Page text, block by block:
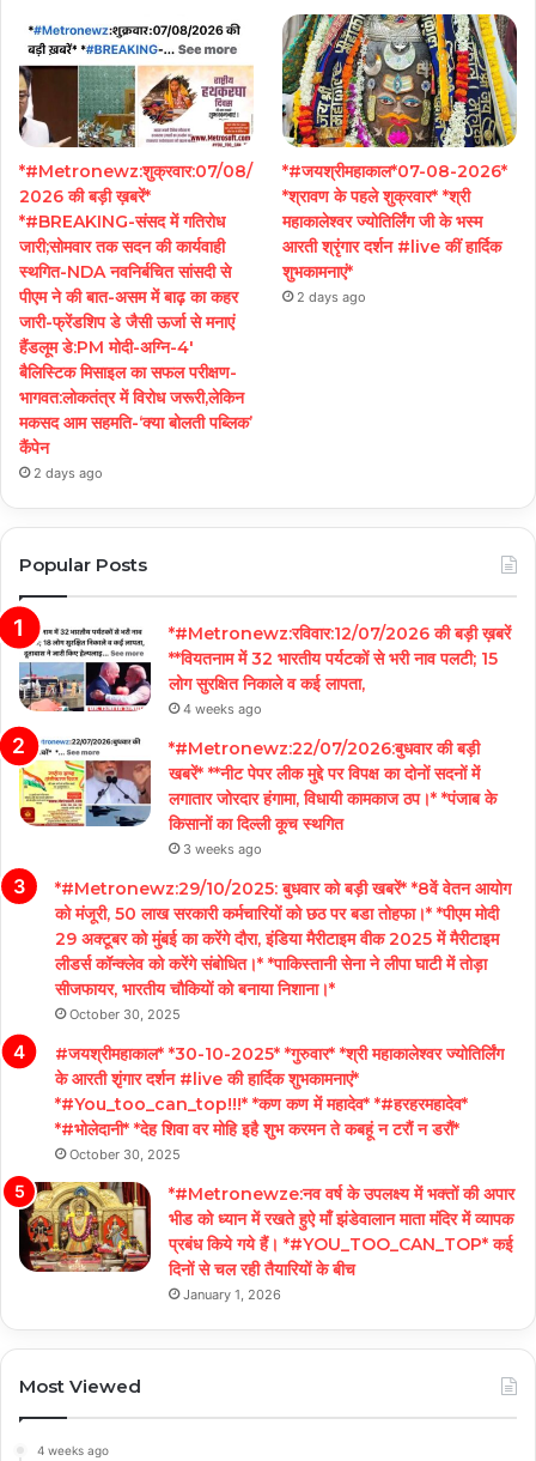
*#Metronewz:शुक्रवार:07/08/
2026 की बड़ी ख़बरें*
*#BREAKING-संसद में गतिरोध
जारी;सोमवार तक सदन की कार्यवाही
स्थगित-NDA नवनिर्बचित सांसदी से
पीएम ने की बात-असम में बाढ़ का कहर
जारी-फ्रेंडशिप डे जैसी ऊर्जा से मनाएं
हैंडलूम डे:PM मोदी-अग्नि-4′
बैलिस्टिक मिसाइल का सफल परीक्षण-
भागवत:लोकतंत्र में विरोध जरूरी,लेकिन
मकसद आम सहमति-‘क्या बोलती पब्लिक’
कैंपेन
2 days ago
*#जयश्रीमहाकाल*07-08-2026*
*श्रावण के पहले शुक्रवार* *श्री
महाकालेश्वर ज्योतिर्लिंग जी के भस्म
आरती श्रृंगार दर्शन #live कीं हार्दिक
शुभकामनाएं*
2 days ago
Popular Posts
*#Metronewz:रविवार:12/07/2026 की बड़ी ख़बरें
**वियतनाम में 32 भारतीय पर्यटकों से भरी नाव पलटी; 15
लोग सुरक्षित निकाले व कई लापता,
4 weeks ago
*#Metronewz:22/07/2026:बुधवार की बड़ी
खबरें* **नीट पेपर लीक मुद्दे पर विपक्ष का दोनों सदनों में
लगातार जोरदार हंगामा, विधायी कामकाज ठप।* *पंजाब के
किसानों का दिल्ली कूच स्थगित
3 weeks ago
*#Metronewz:29/10/2025: बुधवार को बड़ी खबरें* *8वें वेतन आयोग
को मंजूरी, 50 लाख सरकारी कर्मचारियों को छठ पर बडा तोहफा।* *पीएम मोदी
29 अक्टूबर को मुंबई का करेंगे दौरा, इंडिया मैरीटाइम वीक 2025 में मैरीटाइम
लीडर्स कॉन्क्लेव को करेंगे संबोधित।* *पाकिस्तानी सेना ने लीपा घाटी में तोड़ा
सीजफायर, भारतीय चौकियों को बनाया निशाना।*
October 30, 2025
#जयश्रीमहाकाल* *30-10-2025* *गुरुवार* *श्री महाकालेश्वर ज्योतिर्लिंग
के आरती शृंगार दर्शन #live की हार्दिक शुभकामनाएं*
*#You_too_can_top!!!* *कण कण में महादेव* *#हरहरमहादेव*
*#भोलेदानी* *देह शिवा वर मोहि इहै शुभ करमन ते कबहूं न टरौं न डरौं*
October 30, 2025
*#Metronewze:नव वर्ष के उपलक्ष्य में भक्तों की अपार
भीड को ध्यान में रखते हुऐ माँ झंडेवालान माता मंदिर में व्यापक
प्रबंध किये गये हैं। *#YOU_TOO_CAN_TOP* कई
दिनों से चल रही तैयारियों के बीच
January 1, 2026
Most Viewed
4 weeks ago